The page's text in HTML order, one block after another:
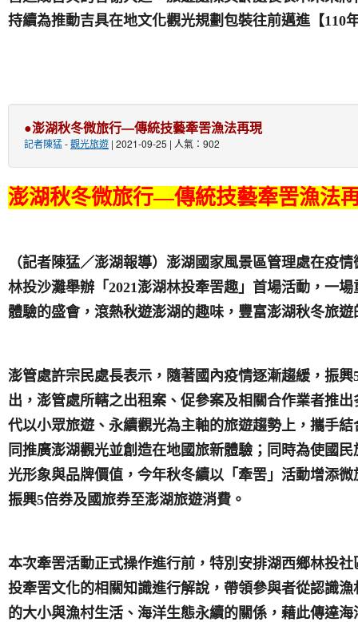
持續為推動吉具在地文化觀光規劃包裝往前邁進【110
●澎湖秋冬微旅行—傳統技藝牽罟漁法再現
記者陳猛-觀光旅遊 | 2021-09-25 | 人氣：902
澎湖秋冬微旅行—傳統技藝牽罟漁法
（記者陳猛／澎湖報導）澎湖國家風景區管理處在疫
林投沙灘舉辦「2021澎湖林投牽罟趣」首場活動 ，一
體驗的盛會，滾熱秋遊澎湖的趣味，豐富澎湖秋冬旅
澎管處許宗民處長表示，隨著國內疫情逐漸趨緩，振
出，澎管處所轄之出租案、促參案及相關合作業者推
代以小眾旅遊、永續觀光為主軸的旅遊趨勢上，攜手
同推廣澎湖觀光並創造在地國旅新體驗；同時為使國
光形象與品牌價值，今年秋冬續以「牽罟」活動增添
振興5倍券及國旅券至澎湖旅遊消費。
本次牽罟活動正式操作進行前，特別安排湖西鄉林投
投牽罟文化的相關知識進行解說，帶領參與者從認識
的大小與漁村生活、海洋生態永續的關係，藉此傳達